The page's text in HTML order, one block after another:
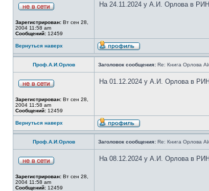
Зарегистрирован: Вт сен 28,
2004 11:58 am
Сообщений: 12459
На 24.11.2024 у А.И. Орлова в
Вернуться наверх
Проф.А.И.Орлов Заголовок сообщения: Re: Книга Орлова
Зарегистрирован: Вт сен 28,
2004 11:58 am
Сообщений: 12459
На 01.12.2024 у А.И. Орлова в
Вернуться наверх
Проф.А.И.Орлов Заголовок сообщения: Re: Книга Орлова
Зарегистрирован: Вт сен 28,
2004 11:58 am
Сообщений: 12459
На 08.12.2024 у А.И. Орлова в